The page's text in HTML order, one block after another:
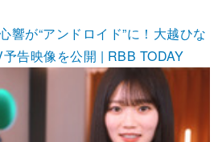
響が“アンドロイド”に！大越ひな
告映像を公開 | RBB TODAY